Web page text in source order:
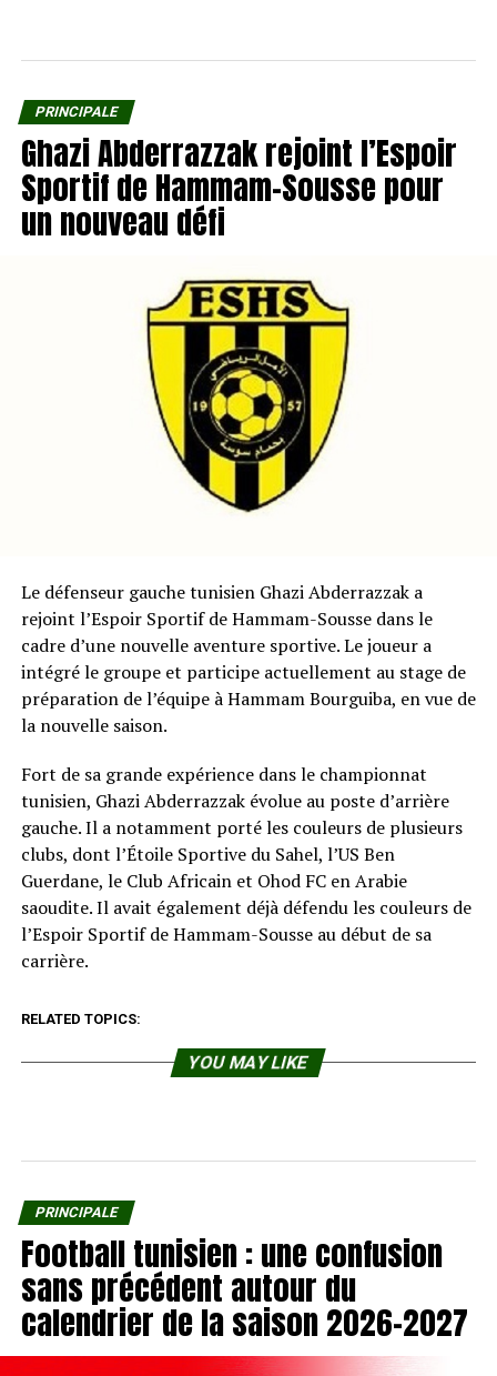
PRINCIPALE
Ghazi Abderrazzak rejoint l’Espoir
Sportif de Hammam-Sousse pour
un nouveau défi
Le défenseur gauche tunisien Ghazi Abderrazzak a
rejoint l’Espoir Sportif de Hammam-Sousse dans le
cadre d’une nouvelle aventure sportive. Le joueur a
intégré le groupe et participe actuellement au stage de
préparation de l’équipe à Hammam Bourguiba, en vue de
la nouvelle saison.
Fort de sa grande expérience dans le championnat
tunisien, Ghazi Abderrazzak évolue au poste d’arrière
gauche. Il a notamment porté les couleurs de plusieurs
clubs, dont l’Étoile Sportive du Sahel, l’US Ben
Guerdane, le Club Africain et Ohod FC en Arabie
saoudite. Il avait également déjà défendu les couleurs de
l’Espoir Sportif de Hammam-Sousse au début de sa
carrière.
RELATED TOPICS:
YOU MAY LIKE
PRINCIPALE
Football tunisien : une confusion
sans précédent autour du
calendrier de la saison 2026-2027